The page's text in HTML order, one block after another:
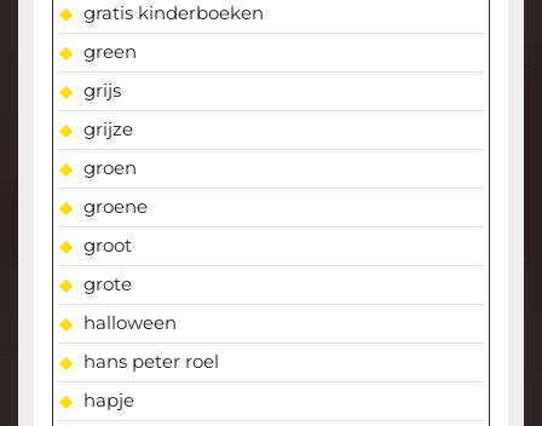
gratis kinderboeken
green
grijs
grijze
groen
groene
groot
grote
halloween
hans peter roel
hapje